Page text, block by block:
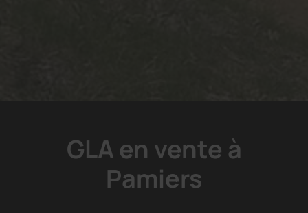
GLA en vente à
Pamiers